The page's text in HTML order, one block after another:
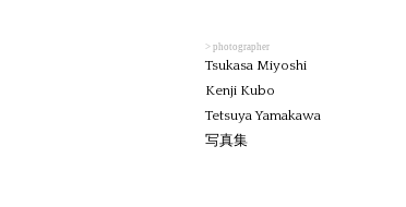
> photographer
Tsukasa Miyoshi
Kenji Kubo
Tetsuya Yamakawa
写真集